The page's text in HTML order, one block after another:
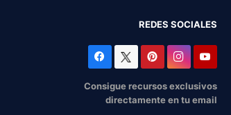
REDES SOCIALES
Consigue recursos exclusivos
directamente en tu email